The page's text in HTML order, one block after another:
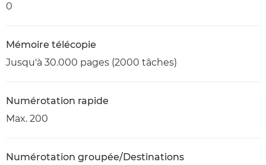
0
Mémoire télécopie
Jusqu'à 30.000 pages (2000 tâches)
Numérotation rapide
Max. 200
Numérotation groupée/Destinations